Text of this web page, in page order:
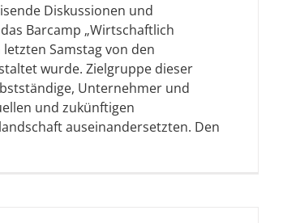
Diskussionen und
Barcamp „Wirtschaftlich
Samstag von den
wurde. Zielgruppe dieser
Unternehmer und
und zukünftigen
auseinandersetzten. Den